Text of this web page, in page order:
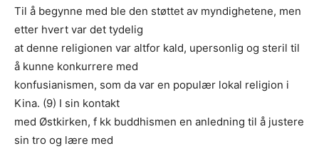
Til å begynne med ble den støttet av myndighetene, men
etter hvert var det tydelig
at denne religionen var altfor kald, upersonlig og steril til
å kunne konkurrere med
konfusianismen, som da var en populær lokal religion i
Kina. (9) I sin kontakt
med Østkirken, f kk buddhismen en anledning til å justere
sin tro og lære med